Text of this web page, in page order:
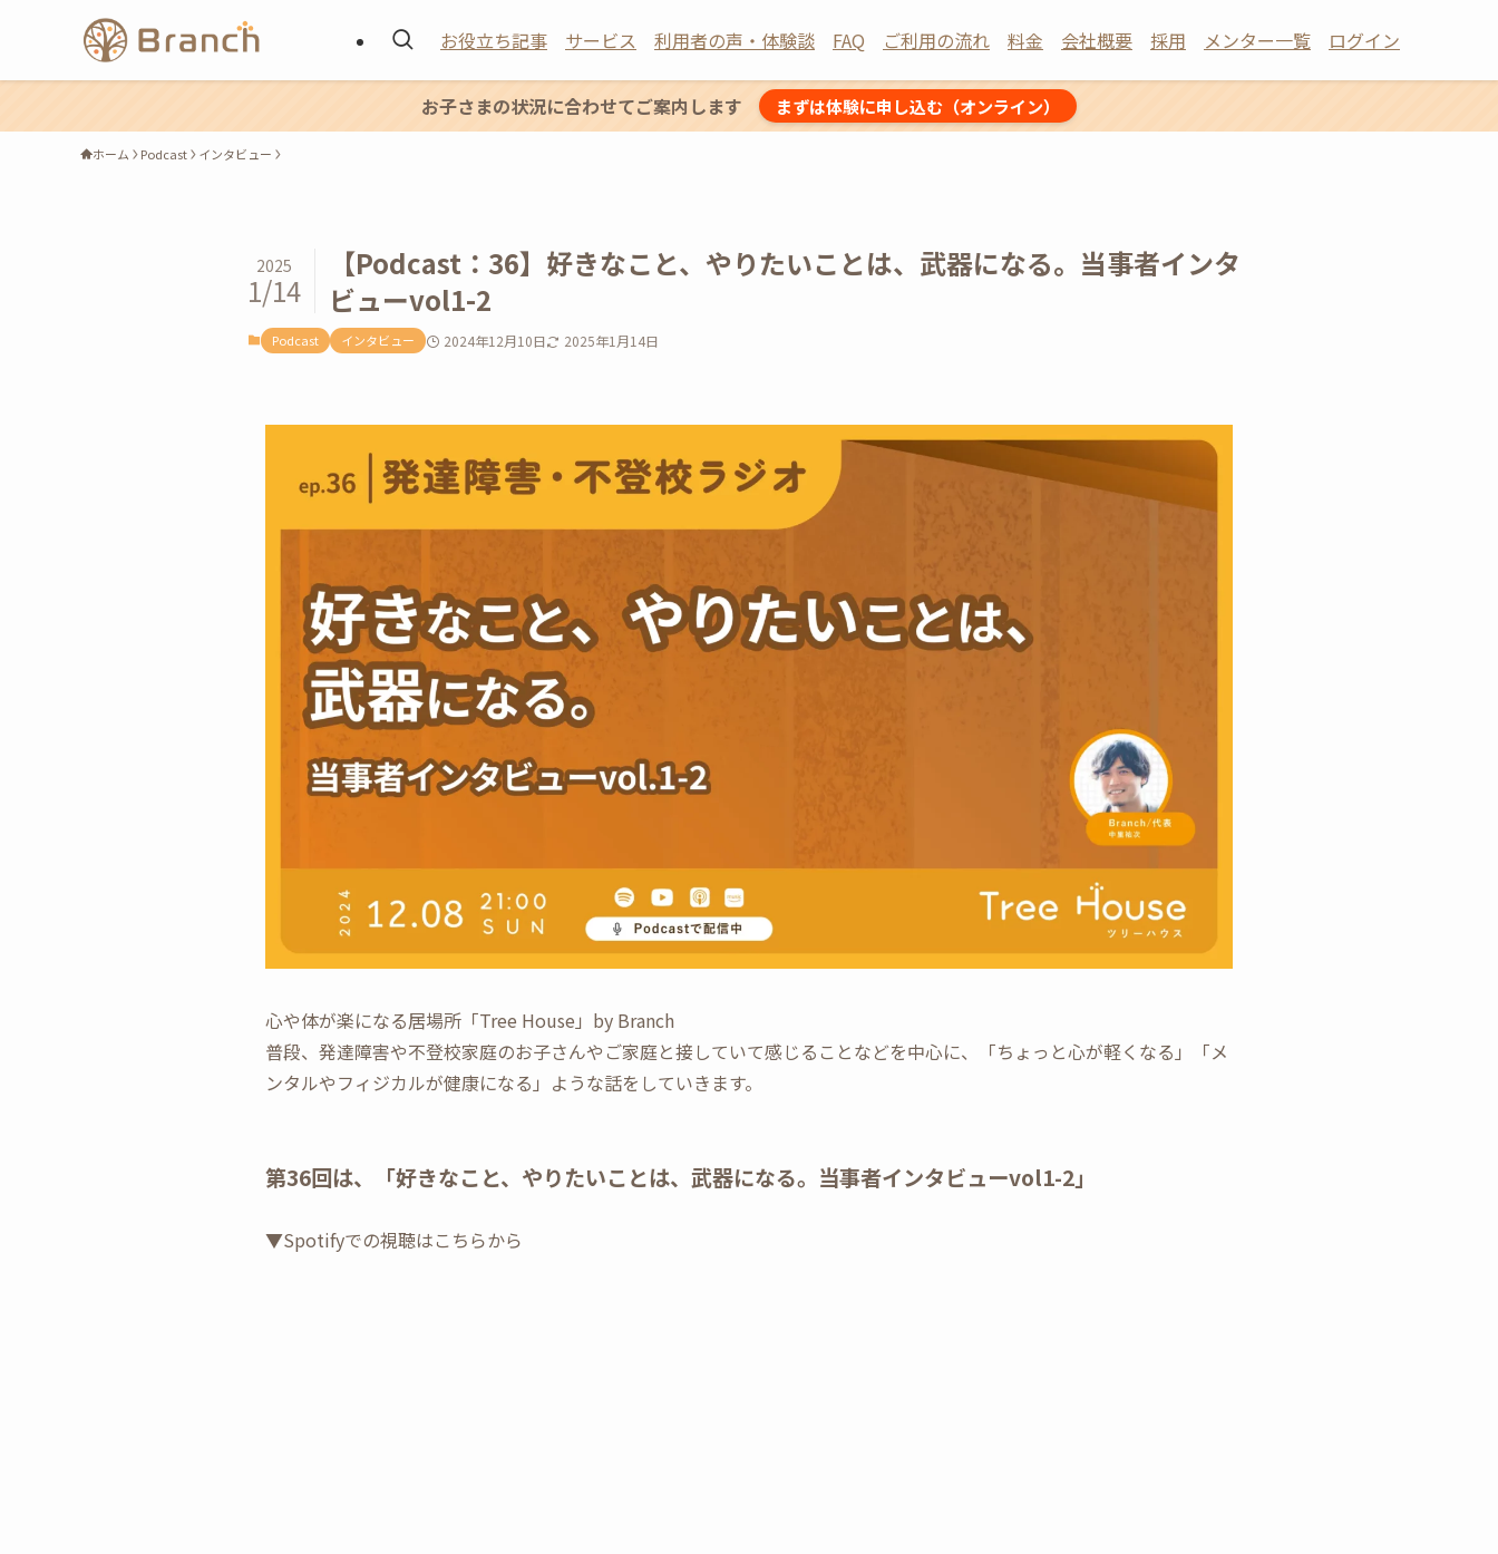
お役立ち記事 サービス 利用者の声・体験談 FAQ ご利用の流れ 料金 会社概要 採用 メンター一覧 ログイン
お子さまの状況に合わせてご案内します まずは体験に申し込む（オンライン）
ホーム Podcast インタビュー
【Podcast：36】好きなこと、やりたいことは、武器になる。当事者インタ
ビューvol1-2
2025
1/14
Podcast インタビュー 2024年12月10日 2025年1月14日
心や体が楽になる居場所「Tree House」by Branch
普段、発達障害や不登校家庭のお子さんやご家庭と接していて感じることなどを中心に、「ちょっと心が軽くなる」「メ
ンタルやフィジカルが健康になる」ような話をしていきます。
第36回は、「好きなこと、やりたいことは、武器になる。当事者インタビューvol1-2」
▼Spotifyでの視聴はこちらから